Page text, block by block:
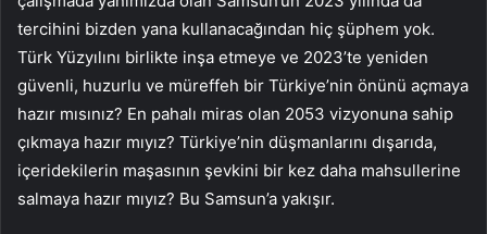
tercihini bizden yana kullanacağından hiç şüphem yok.
Türk Yüzyılını birlikte inşa etmeye ve 2023’te yeniden
güvenli, huzurlu ve müreffeh bir Türkiye’nin önünü açmaya
hazır mısınız? En pahalı miras olan 2053 vizyonuna sahip
çıkmaya hazır mıyız? Türkiye’nin düşmanlarını dışarıda,
içeridekilerin maşasının şevkini bir kez daha mahsullerine
salmaya hazır mıyız? Bu Samsun’a yakışır.